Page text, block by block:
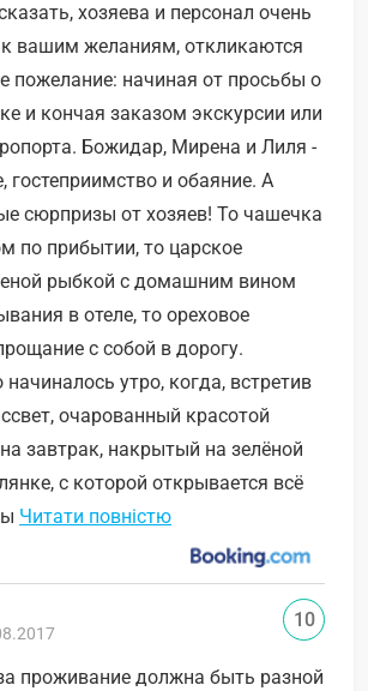
хозяева и персонал очень
вашим желаниям, откликаются
пожелание: начиная от просьбы о
и кончая заказом экскурсии или
Божидар, Мирена и Лиля -
гостеприимство и обаяние. А
сюрпризы от хозяев! То чашечка
по прибытии, то царское
рыбкой с домашним вином
в отеле, то ореховое
с собой в дорогу.
утро, когда, встретив
очарованный красотой
завтрак, накрытый на зелёной
с которой открывается всё
Читати повністю
проживание должна быть разной
10